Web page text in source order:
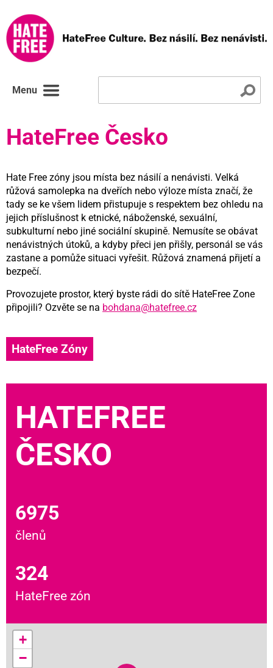
Menu
HateFree Česko
Hate Free zóny jsou místa bez násilí a nenávisti. Velká
růžová samolepka na dveřích nebo výloze místa značí, že
tady se ke všem lidem přistupuje s respektem bez ohledu na
jejich příslušnost k etnické, náboženské, sexuální,
subkulturní nebo jiné sociální skupině. Nemusíte se obávat
nenávistných útoků, a kdyby přeci jen přišly, personál se vás
zastane a pomůže situaci vyřešit. Růžová znamená přijetí a
bezpečí.
Provozujete prostor, který byste rádi do sítě HateFree Zone
připojili? Ozvěte se na bohdana@hatefree.cz
HateFree Zóny
HATEFREE
ČESKO
6975
členů
324
HateFree zón
+
−